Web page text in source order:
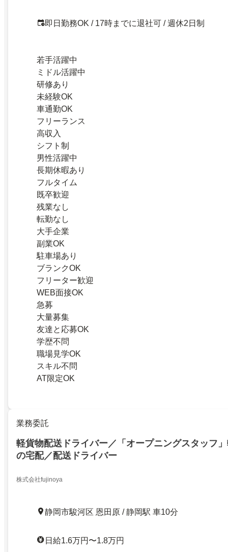
即日勤務OK / 17時までに退社可 / 週休2日制
若手活躍中
ミドル活躍中
研修あり
未経験OK
車通勤OK
フリーランス
高収入
シフト制
男性活躍中
長期休暇あり
フルタイム
既卒歓迎
残業なし
転勤なし
大手企業
副業OK
駐車場あり
ブランクOK
フリーター歓迎
WEB面接OK
急募
大量募集
友達と応募OK
学歴不問
職場見学OK
スキル不問
AT限定OK
業務委託
軽貨物配送ドライバー／「オープニングスタッフ
の宅配／配送ドライバー
株式会社fujinoya
静岡市駿河区 恩田原 / 静岡駅 車10分
日給1.6万円〜1.8万円